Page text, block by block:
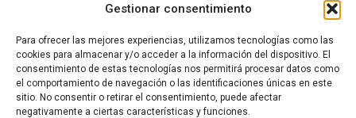
Gestionar consentimiento
Para ofrecer las mejores experiencias, utilizamos tecnologías como las
cookies para almacenar y/o acceder a la información del dispositivo. El
consentimiento de estas tecnologías nos permitirá procesar datos como
el comportamiento de navegación o las identificaciones únicas en este
sitio. No consentir o retirar el consentimiento, puede afectar
negativamente a ciertas características y funciones.
Contacto
+34 91 616 29 99